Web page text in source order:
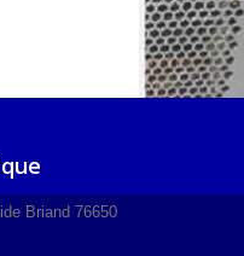
Briand 76650